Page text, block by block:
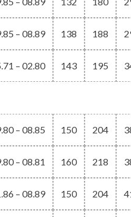
– 08.89 138 188
– 02.80 143 195
– 08.85 150 204
– 08.81 160 218
– 08.89 150 204